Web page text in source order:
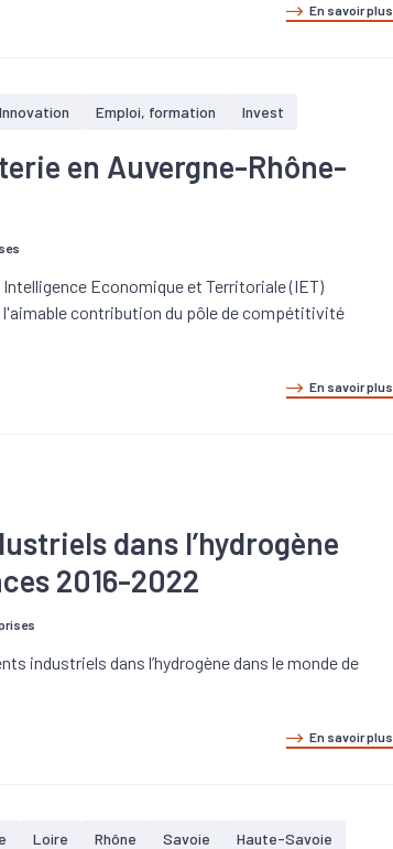
En savoir plus
Innovation Emploi, formation Invest
en Auvergne-Rhône-
Economique et Territoriale (IET)
l'aimable contribution du pôle de compétitivité
En savoir plus
dans l’hydrogène
2016-2022
industriels dans l’hydrogène dans le monde de
En savoir plus
Loire Rhône Savoie
Haute-Savoie